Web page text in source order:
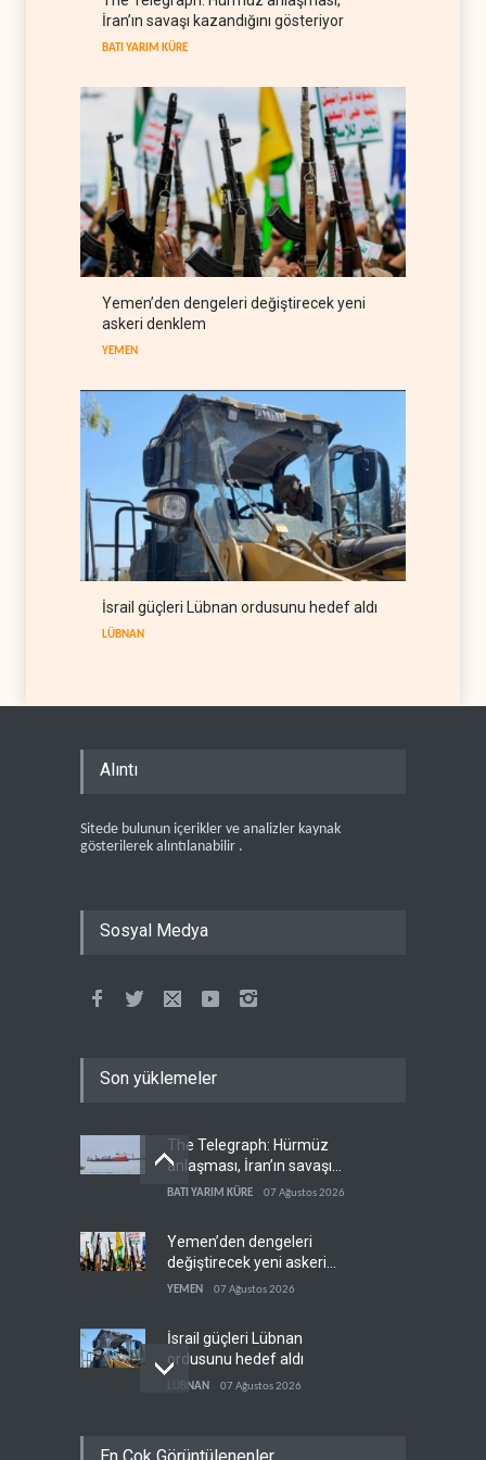
müzakere mesajlarıyla alay
Trump: İran savaşı yakında
bitebilir, ABD silah stokları
zorlanıyor
BATI YARIM KÜRE 07 Ağustos 2026
İsrail ordusunda helikopter
krizi
İSRAİL 07 Ağustos 2026
yerine askeri üs projesi
İran’ın savaşı kazandığını gösteriyor
BATI YARIM KÜRE
Yemen’den dengeleri değiştirecek yeni
askeri denklem
YEMEN
İsrail güçleri Lübnan ordusunu hedef aldı
LÜBNAN
Alıntı
Sitede bulunun içerikler ve analizler kaynak
gösterilerek alıntılanabilir .
Sosyal Medya
Son yüklemeler
The Telegraph: Hürmüz
anlaşması, İran’ın savaşı
kazandığını gösteriyor
BATI YARIM KÜRE 07 Ağustos 2026
Yemen’den dengeleri
değiştirecek yeni askeri
denklem
YEMEN 07 Ağustos 2026
İsrail güçleri Lübnan
ordusunu hedef aldı
LÜBNAN 07 Ağustos 2026
Ortadoğu'dan elini çekmeli